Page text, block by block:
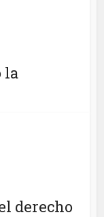
la
derecho